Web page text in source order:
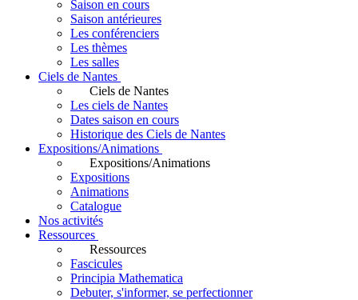
Saison en cours
Saison antérieures
Les conférenciers
Les thèmes
Les salles
Ciels de Nantes
Ciels de Nantes
Les ciels de Nantes
Dates saison en cours
Historique des Ciels de Nantes
Expositions/Animations
Expositions/Animations
Expositions
Animations
Catalogue
Nos activités
Ressources
Ressources
Fascicules
Principia Mathematica
Debuter, s'informer, se perfectionner